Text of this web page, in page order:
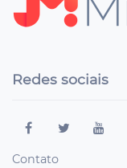
Redes sociais
Contato